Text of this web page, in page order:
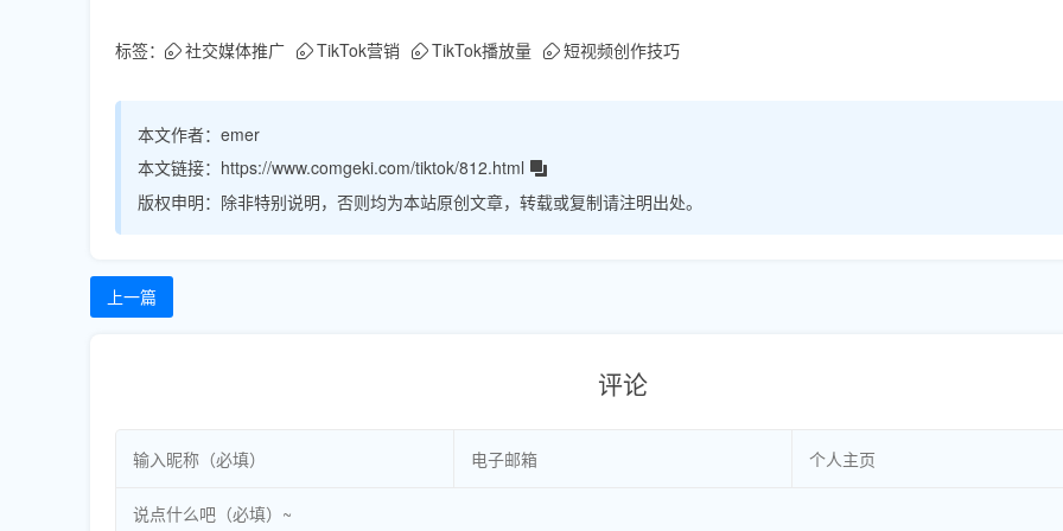
标签： 社交媒体推广 TikTok营销 TikTok播放量 短视频创作技巧
本文作者： emer
本文链接： https://www.comgeki.com/tiktok/812.html
版权申明： 除非特别说明，否则均为本站原创文章，转载或复制请注明出处。
上一篇
评论